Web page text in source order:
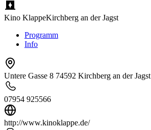
Kino KlappeKirchberg an der Jagst
Programm
Info
Untere Gasse 8 74592 Kirchberg an der Jagst
07954 925566
http://www.kinoklappe.de/